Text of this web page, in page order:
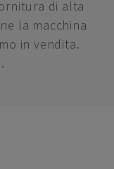
di alta
la macchina
in vendita.